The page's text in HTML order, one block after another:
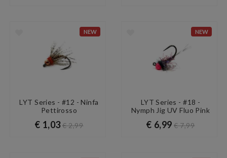
NEW
LYT Series - #12 - Ninfa
Pettirosso
€ 1,03€ 2,99
NEW
LYT Series - #18 -
Nymph Jig UV Fluo Pink
€ 6,99€ 7,99